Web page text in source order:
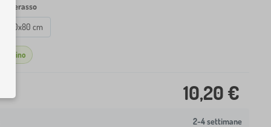
materasso
160x80 cm
10,20 €
2-4 settimane